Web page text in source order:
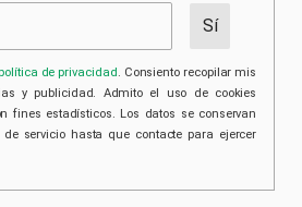
de privacidad. Consiento recopilar mis
y publicidad. Admito el uso de cookies
fines estadísticos. Los datos se conservan
de servicio hasta que contacte para ejercer